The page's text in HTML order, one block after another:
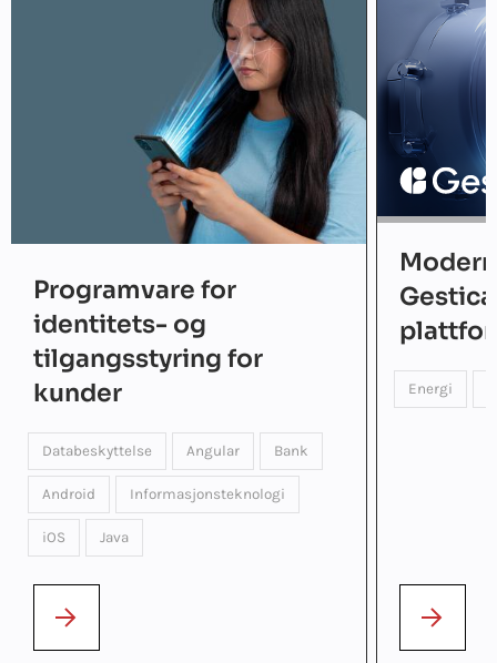
Programvare for
identitets- og
tilgangsstyring for
kunder
Databeskyttelse Angular Bank
Android Informasjonsteknologi
iOS Java
Energi